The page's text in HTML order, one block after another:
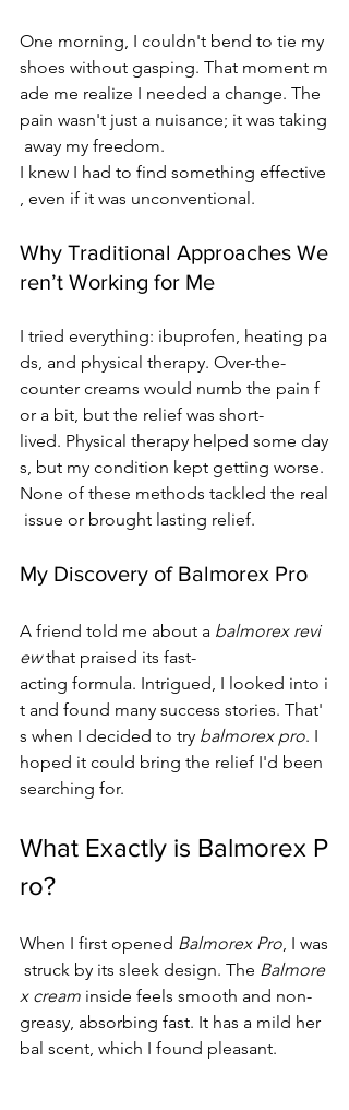
One morning, I couldn't bend to tie my
shoes without gasping. That moment m
ade me realize I needed a change. The
pain wasn't just a nuisance; it was taking
away my freedom.
I knew I had to find something effective
, even if it was unconventional.
Why Traditional Approaches We
ren’t Working for Me
I tried everything: ibuprofen, heating pa
ds, and physical therapy. Over-the-
counter creams would numb the pain f
or a bit, but the relief was short-
lived. Physical therapy helped some day
s, but my condition kept getting worse.
None of these methods tackled the real
issue or brought lasting relief.
My Discovery of Balmorex Pro
A friend told me about a balmorex revi
ew that praised its fast-
acting formula. Intrigued, I looked into i
t and found many success stories. That'
s when I decided to try balmorex pro. I
hoped it could bring the relief I'd been
searching for.
What Exactly is Balmorex P
ro?
When I first opened Balmorex Pro , I was
struck by its sleek design. The Balmore
x cream inside feels smooth and non-
greasy, absorbing fast. It has a mild her
bal scent, which I found pleasant.